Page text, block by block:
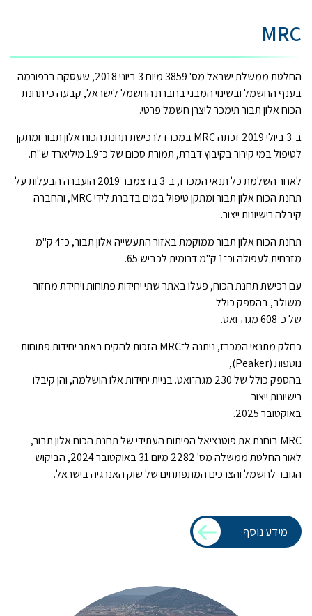
MRC
החלטת ממשלת ישראל מס' 3859 מיום 3 ביוני 2018, שעסקה ברפורמה
בענף החשמל ובשינוי המבני בחברת החשמל לישראל, קבעה כי תחנת
הכוח אלון תבור תימכר ליצרן חשמל פרטי.
ב־3 ביולי 2019 זכתה MRC במכרז לרכישת תחנת הכוח אלון תבור ומתקן
לטיפול במי קירור בקיבוץ דברת, תמורת סכום של כ־1.9 מיליארד ש"ח.
לאחר השלמת כל תנאי המכרז, ב־3 בדצמבר 2019 הועברה הבעלות על
תחנת הכוח אלון תבור ומתקן טיפול במים בדברת לידי MRC, והחברה
קיבלה רישיונות ייצור.
תחנת הכוח אלון תבור ממוקמת באזור התעשייה אלון תבור, כ־4 ק"מ
מזרחית לעפולה וכ־1 ק"מ דרומית לכביש 65.
עם רכישת תחנת הכוח, פעלו באתר שתי יחידות פתוחות ויחידת מחזור
משולב, בהספק כולל
של כ־608 מגה־ואט.
כחלק מתנאי המכרז, ניתנה ל־MRC הזכות להקים באתר יחידות פתוחות
נוספות (Peaker),
בהספק כולל של 230 מגה־ואט. בניית יחידות אלו הושלמה, והן קיבלו
רישיונות ייצור
באוקטובר 2025.
MRC בוחנת את פוטנציאל הפיתוח העתידי של תחנת הכוח אלון תבור,
לאור החלטת ממשלה מס' 2282 מיום 31 באוקטובר 2024, הביקוש
הגובר לחשמל והצרכים המתפתחים של שוק האנרגיה בישראל.
מידע נוסף